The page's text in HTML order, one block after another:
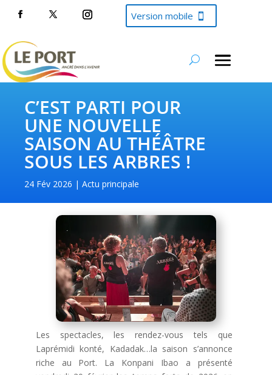
Version mobile
C’EST PARTI POUR
UNE NOUVELLE
SAISON AU THÉÂTRE
SOUS LES ARBRES !
24 Fév 2026 Actu principale
Les spectacles, les rendez-vous tels que
Laprémidi konté, Kadadak…la saison s’annonce
riche au Port. La Konpani Ibao a présenté